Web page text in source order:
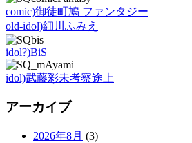
comic)御徒町鳩 ファンタジー
old-idol)細川ふみえ
idol?)BiS
idol)武藤彩未考察途上
アーカイブ
2026年8月 (3)